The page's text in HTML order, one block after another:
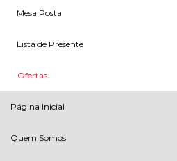
Mesa Posta
Lista de Presente
Ofertas
Página Inicial
Quem Somos